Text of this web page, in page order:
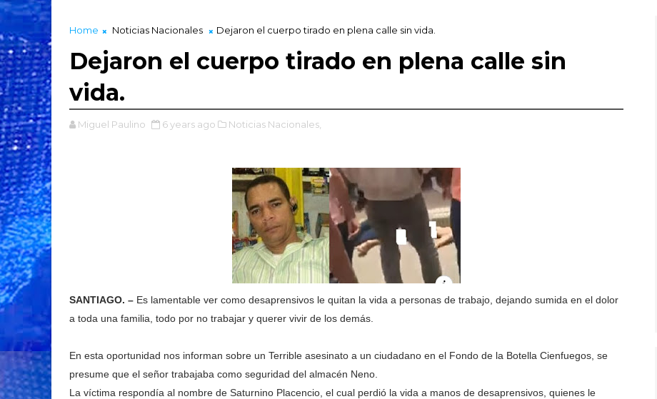
Home Noticias Nacionales Dejaron el cuerpo tirado en plena calle sin vida.
Dejaron el cuerpo tirado en plena calle sin
vida.
Miguel Paulino 6 years ago Noticias Nacionales,
SANTIAGO. – Es lamentable ver como desaprensivos le quitan la vida a personas de trabajo, dejando sumida en el dolor
a toda una familia, todo por no trabajar y querer vivir de los demás.
En esta oportunidad nos informan sobre un Terrible asesinato a un ciudadano en el Fondo de la Botella Cienfuegos, se
presume que el señor trabajaba como seguridad del almacén Neno.
La víctima respondía al nombre de Saturnino Placencio, el cual perdió la vida a manos de desaprensivos, quienes le